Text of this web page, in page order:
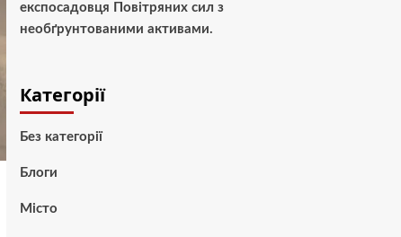
експосадовця Повітряних сил з
необґрунтованими активами.
Категорії
Без категорії
Блоги
Місто